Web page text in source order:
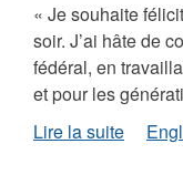
du
26
2021
« Je souhaite
soir. J’ai hâte de
fédéral, en
et pour les
Lire la suite